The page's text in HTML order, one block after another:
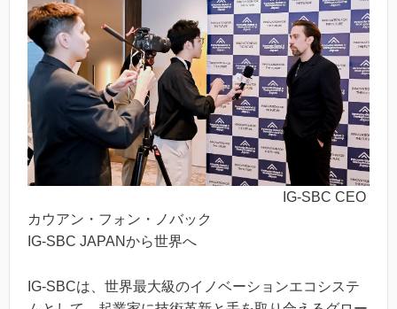
IG-SBC CEO
カウアン・フォン・ノバック
IG-SBC JAPANから世界へ
IG-SBCは、世界最大級のイノベーションエコシステ